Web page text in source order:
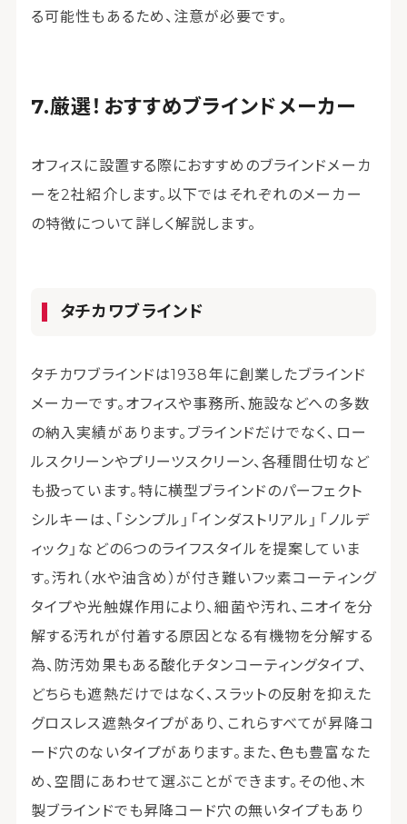
る可能性もあるため、注意が必要です。
厳選！おすすめブラインドメーカー
オフィスに設置する際におすすめのブラインドメーカ
ーを2社紹介します。以下ではそれぞれのメーカー
の特徴について詳しく解説します。
タチカワブラインド
タチカワブラインドは1938年に創業したブラインド
メーカーです。オフィスや事務所、施設などへの多数
の納入実績があります。ブラインドだけでなく、ロー
ルスクリーンやプリーツスクリーン、各種間仕切など
も扱っています。特に横型ブラインドのパーフェクト
シルキーは、「シンプル」「インダストリアル」「ノルデ
ィック」などの6つのライフスタイルを提案していま
す。汚れ（水や油含め）が付き難いフッ素コーティング
タイプや光触媒作用により、細菌や汚れ、ニオイを分
解する汚れが付着する原因となる有機物を分解する
為、防汚効果もある酸化チタンコーティングタイプ、
どちらも遮熱だけではなく、スラットの反射を抑えた
グロスレス遮熱タイプがあり、これらすべてが昇降コ
ード穴のないタイプがあります。また、色も豊富なた
め、空間にあわせて選ぶことができます。その他、木
製ブラインドでも昇降コード穴の無いタイプもあり